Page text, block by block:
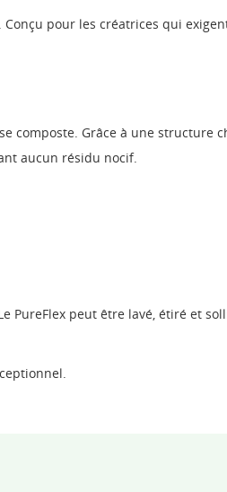
pour les créatrices qui
composte. Grâce à une structure
aucun résidu nocif.
PureFlex peut être lavé, étiré et